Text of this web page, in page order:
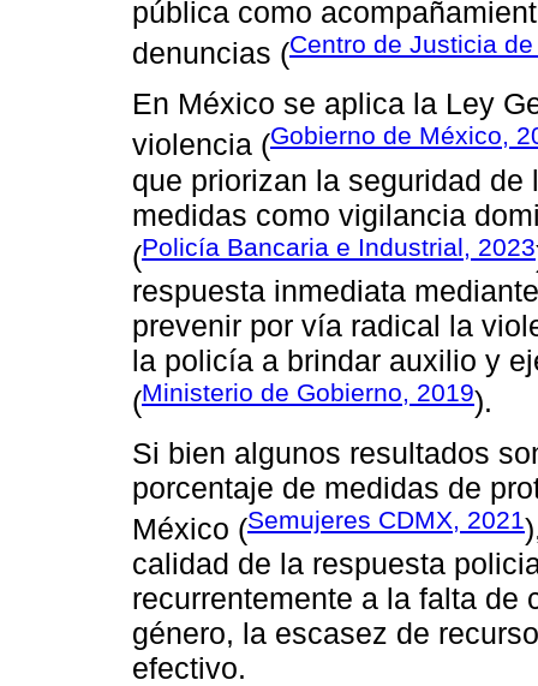
pública como
denuncias (Centro de Justicia
En México se aplica la Ley
violencia (Gobierno de México,
que priorizan la seguridad
medidas como vigilancia
(Policía Bancaria e Industrial, 2023
respuesta inmediata
prevenir por vía radical la
la policía a brindar auxilio y
(Ministerio de Gobierno, 2019).
Si bien algunos resultados
porcentaje de medidas de
México (Semujeres CDMX, 2021
calidad de la respuesta
recurrentemente a la falta de
género, la escasez de
efectivo.